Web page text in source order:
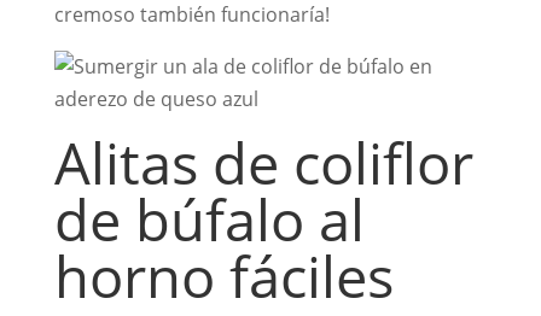
cremoso también funcionaría!
Alitas de coliflor
de búfalo al
horno fáciles